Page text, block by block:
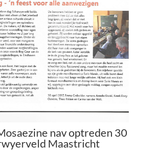
nav optreden 30
Maastricht